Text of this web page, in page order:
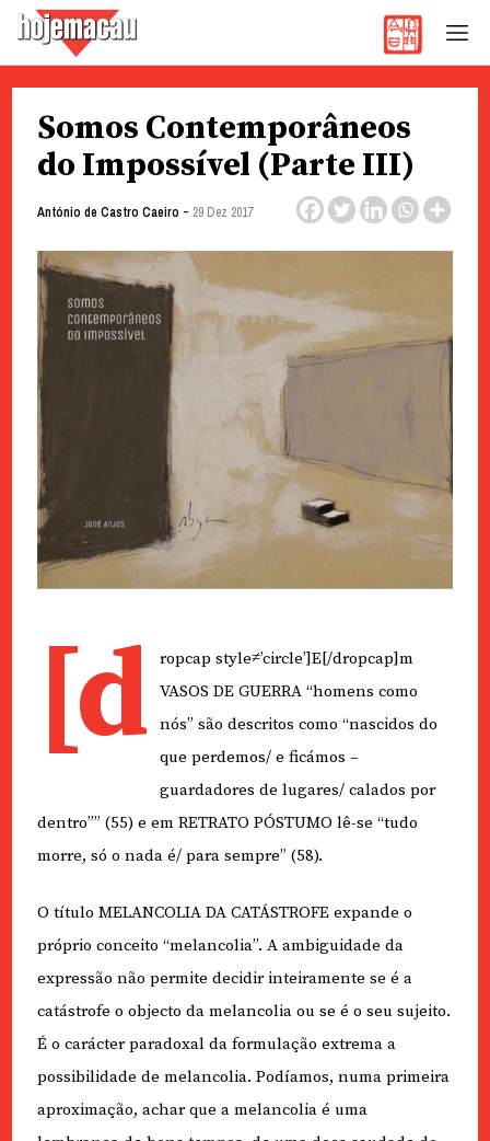
content
Somos Contemporâneos
do Impossível (Parte III)
António de Castro Caeiro - 29 Dez 2017
[d
ropcap style≠’circle’]E[/dropcap]m
VASOS DE GUERRA “homens como
nós” são descritos como “nascidos do
que perdemos/ e ficámos –
guardadores de lugares/ calados por
dentro”” (55) e em RETRATO PÓSTUMO lê-se “tudo
morre, só o nada é/ para sempre” (58).
O título MELANCOLIA DA CATÁSTROFE expande o
próprio conceito “melancolia”. A ambiguidade da
expressão não permite decidir inteiramente se é a
catástrofe o objecto da melancolia ou se é o seu sujeito.
É o carácter paradoxal da formulação extrema a
possibilidade de melancolia. Podíamos, numa primeira
aproximação, achar que a melancolia é uma